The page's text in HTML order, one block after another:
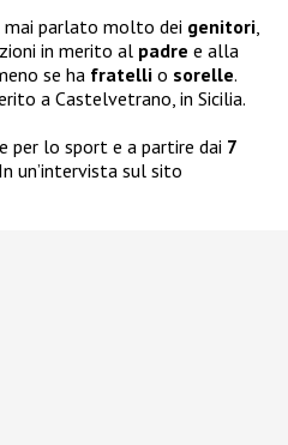
mai parlato molto dei genitori
in merito al padre e alla
se ha fratelli o sorelle.
a Castelvetrano, in Sicilia.
per lo sport e a partire dai 7
un’intervista sul sito